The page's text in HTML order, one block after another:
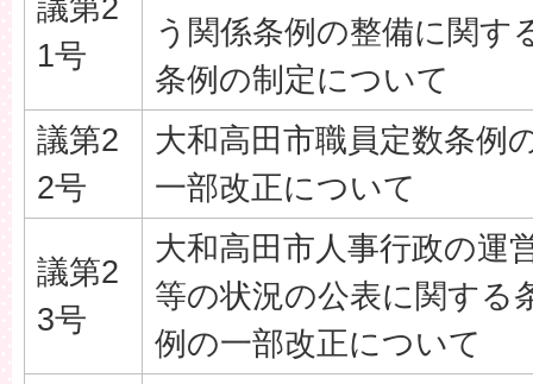
議第2
1号
う関係条例の整備に関す
条例の制定について
議第2
2号
大和高田市職員定数条例
一部改正について
議第2
3号
大和高田市人事行政の運
等の状況の公表に関する
例の一部改正について